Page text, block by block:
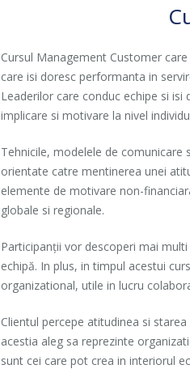
Cursul Management Customer
care isi doresc performanta in
Leaderilor care conduc echipe si
implicare si motivare la nivel
Tehnicile, modelele de
orientate catre mentinerea unei
elemente de motivare non-
globale si regionale.
Participanții vor descoperi mai
echipă. In plus, in timpul acestui
organizational, utile in lucru
Clientul percepe atitudinea si
acestia aleg sa reprezinte
sunt cei care pot crea in interiorul